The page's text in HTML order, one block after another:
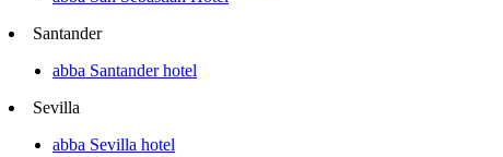
Santander
abba Santander hotel
Sevilla
abba Sevilla hotel